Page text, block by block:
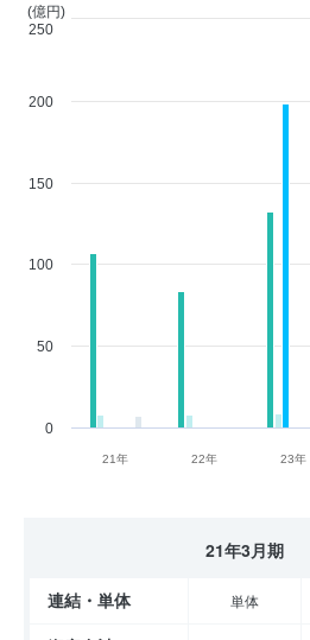
21年 22年 23年
0
50
100
150
200
(億円)
250
21年3月期
連結・単体 単体